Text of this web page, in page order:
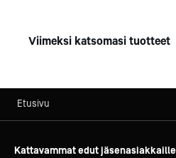
Viimeksi katsomasi tuotteet
Etusivu
Kattavammat edut jäsenasiakkaille